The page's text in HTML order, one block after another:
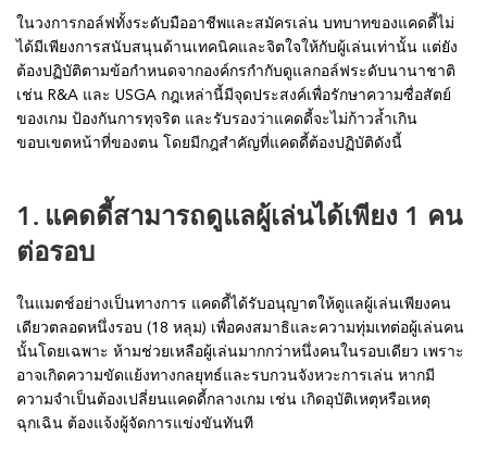
ในวงการกอล์ฟทั้งระดับมืออาชีพและสมัครเล่น บทบาทของแคดดี้ไม่
ได้มีเพียงการสนับสนุนด้านเทคนิคและจิตใจให้กับผู้เล่นเท่านั้น แต่ยัง
ต้องปฏิบัติตามข้อกำหนดจากองค์กรกำกับดูแลกอล์ฟระดับนานาชาติ
เช่น R&A และ USGA กฎเหล่านี้มีจุดประสงค์เพื่อรักษาความซื่อสัตย์
ของเกม ป้องกันการทุจริต และรับรองว่าแคดดี้จะไม่ก้าวล้ำเกิน
ขอบเขตหน้าที่ของตน โดยมีกฎสำคัญที่แคดดี้ต้องปฏิบัติดังนี้
1. แคดดี้สามารถดูแลผู้เล่นได้เพียง 1 คน
ต่อรอบ
ในแมตช์อย่างเป็นทางการ แคดดี้ได้รับอนุญาตให้ดูแลผู้เล่นเพียงคน
เดียวตลอดหนึ่งรอบ (18 หลุม) เพื่อคงสมาธิและความทุ่มเทต่อผู้เล่นคน
นั้นโดยเฉพาะ ห้ามช่วยเหลือผู้เล่นมากกว่าหนึ่งคนในรอบเดียว เพราะ
อาจเกิดความขัดแย้งทางกลยุทธ์และรบกวนจังหวะการเล่น หากมี
ความจำเป็นต้องเปลี่ยนแคดดี้กลางเกม เช่น เกิดอุบัติเหตุหรือเหตุ
ฉุกเฉิน ต้องแจ้งผู้จัดการแข่งขันทันที